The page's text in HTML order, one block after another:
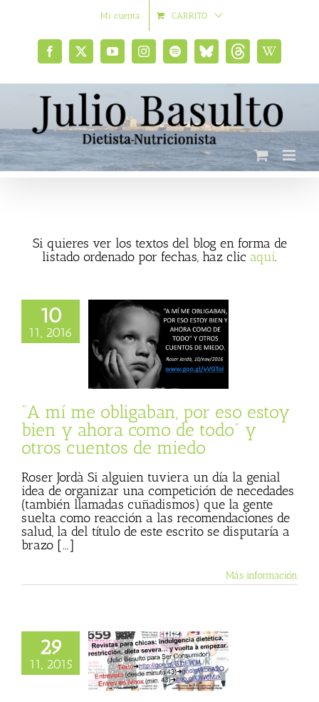
Mi cuenta CARRITO
Facebook
X YouTubeInstagramSpotifyBluesky
social
ThreadsWikipedia
Si quieres ver los textos del blog en forma de
listado ordenado por fechas, haz clic aquí.
10
11, 2016
obligaban, por
bien y ahora
todo” y otros
Julio Basulto
“A mí me obligaban, por eso estoy
bien y ahora como de todo” y
otros cuentos de miedo
Roser Jordà Si alguien tuviera un día la genial
idea de organizar una competición de necedades
(también llamadas cuñadismos) que la gente
suelta como reacción a las recomendaciones de
salud, la del título de este escrito se disputaría a
brazo [...]
Más información
29
11, 2015
en Ser
sobre
para chicas e